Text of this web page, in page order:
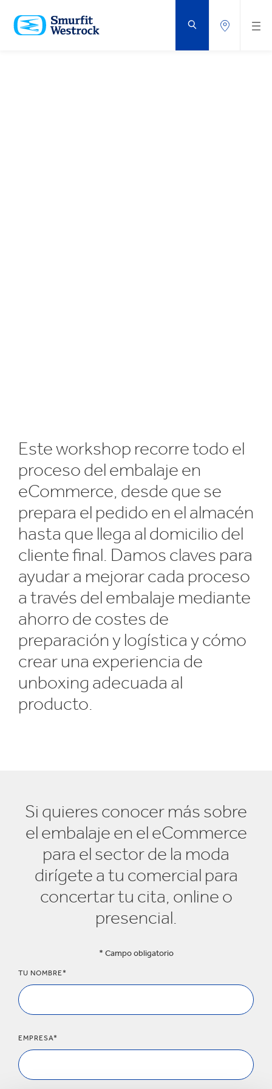
AL
CONTENIDO
PRINCIPAL
Este workshop recorre todo el
proceso del embalaje en
eCommerce, desde que se
prepara el pedido en el almacén
hasta que llega al domicilio del
cliente final. Damos claves para
ayudar a mejorar cada proceso
a través del embalaje mediante
ahorro de costes de
preparación y logística y cómo
crear una experiencia de
unboxing adecuada al
producto.
Si quieres conocer más sobre
el embalaje en el eCommerce
para el sector de la moda
dirígete a tu comercial para
concertar tu cita, online o
presencial.
* Campo obligatorio
TU NOMBRE*
EMPRESA*